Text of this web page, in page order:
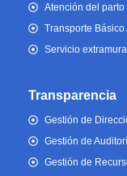
Atención del
Transporte Básico
Servicio
Transparencia
Gestión de
Gestión de
Gestión de